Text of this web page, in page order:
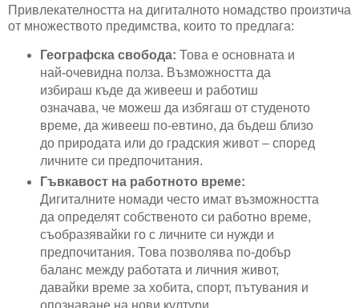
Привлекателността на дигиталното номадство произтича
от множеството предимства, които то предлага:
Географска свобода: Това е основната и
най-очевидна полза. Възможността да
избираш къде да живееш и работиш
означава, че можеш да избягаш от студеното
време, да живееш по-евтино, да бъдеш близо
до природата или до градския живот – според
личните си предпочитания.
Гъвкавост на работното време:
Дигиталните номади често имат възможността
да определят собственото си работно време,
съобразявайки го с личните си нужди и
предпочитания. Това позволява по-добър
баланс между работата и личния живот,
давайки време за хобита, спорт, пътувания и